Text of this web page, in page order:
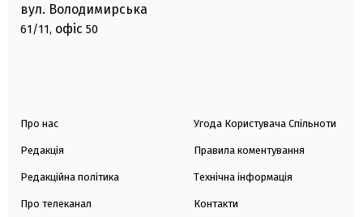
вул. Володимирська
61/11, офіс 50
Про нас
Редакція
Редакційна політика
Про телеканал
Угода Користувача Спільноти
Правила коментування
Технічна інформація
Контакти